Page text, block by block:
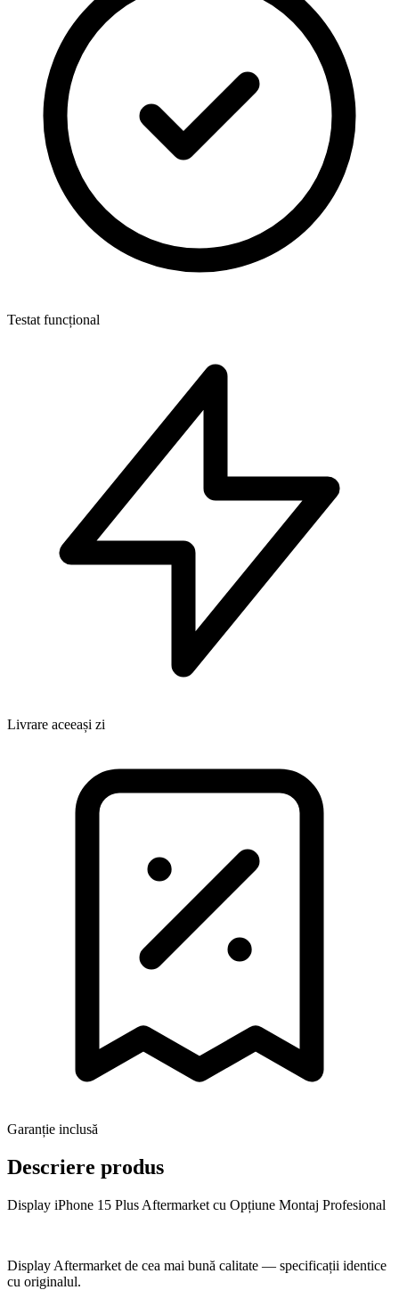
Testat funcțional
Livrare aceeași zi
Garanție inclusă
Descriere produs
Display iPhone 15 Plus Aftermarket cu Opțiune Montaj Profesional
Display Aftermarket de cea mai bună calitate — specificații identice
cu originalul.